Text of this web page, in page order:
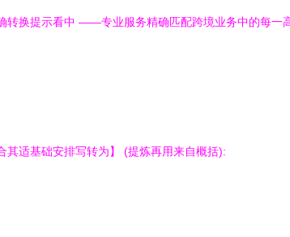
转换提示看中 ——专业服务精确匹配跨境业务中的每一
适基础安排写转为】 (提炼再用来自概括):